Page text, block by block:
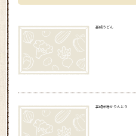
高崎うどん
高崎米粉かりんとう